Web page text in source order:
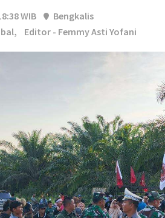
WIB
Bengkalis
Editor - Femmy Asti Yofani